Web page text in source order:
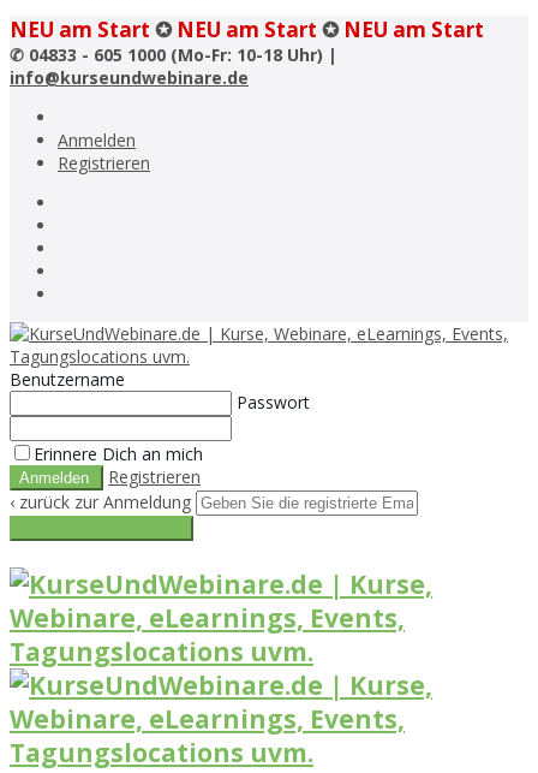
NEU am Start ✪ NEU am Start ✪ NEU am Start
✆ 04833 - 605 1000 (Mo-Fr: 10-18 Uhr) |
info@kurseundwebinare.de
Anmelden
Registrieren
Benutzername
Passwort
Erinnere Dich an mich
Registrieren
‹ zurück zur Anmeldung